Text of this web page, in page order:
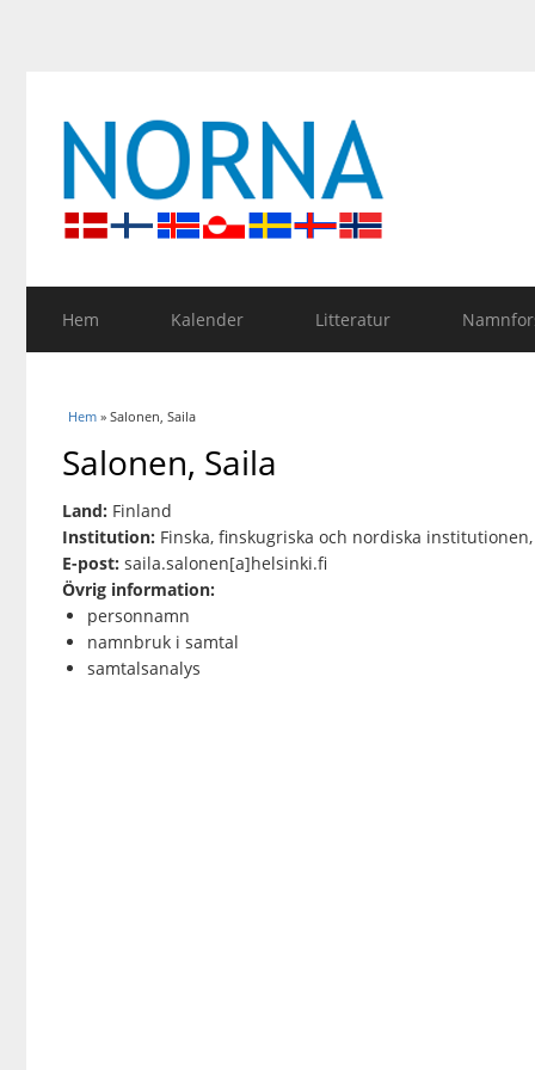
Hem Kalender Litteratur
Du är här
Hem » Salonen, Saila
Salonen, Saila
Land: Finland
Institution: Finska, finskugriska och nordiska
E-post: saila.salonen[a]helsinki.fi
Övrig information:
personnamn
namnbruk i samtal
samtalsanalys